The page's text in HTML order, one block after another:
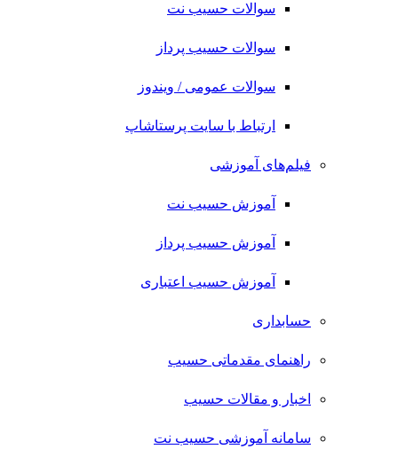
سوالات حسیب نت
سوالات حسیب پرداز
سوالات عمومی / ویندوز
ارتباط با سایت پرستاشاپ
فیلم‌های آموزشی
آموزش حسیب نت
آموزش حسیب پرداز
آموزش حسیب اعتباری
حسابداری
راهنمای مقدماتی حسیب
اخبار و مقالات حسیب
سامانه آموزشی حسیب نت